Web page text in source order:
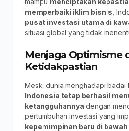
memperbaiki iklim bisnis ,
pusat investasi utama di
situasi global yang tidak
Menjaga Optimisme
Ketidakpastian
Meski dunia menghadapi badai
Indonesia tetap berhasil
ketangguhannya dengan
pertumbuhan investasi yang
kepemimpinan baru di bawah